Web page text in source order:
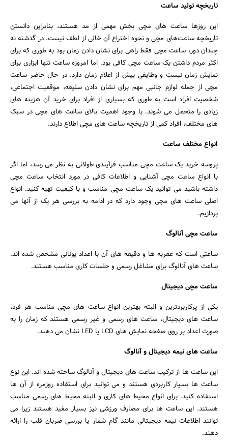
جستجو
تاریخچه تولید ساعت
این روزها ساعت‌ های مچی بخش مهمی از مد هستند، بنابراین دانستن
تاریخچه ساعت‌های مچی و نحوه اختراع آن خالی از لطف نیست. در گذشته نه
چندان دور، ساعت مچی فقط راهی برای نشان دادن زمان بود به طوری که برای
اکثر مردم داشتن یک ساعت مچی کافی بود. اما امروزه ساعت تنها ابزاری برای
نمایش زمان نیست و وظایفی بیش از اعلام زمان دارد. در حال حاضر ساعت
مچی از جمله لوازم جانبی مهم برای نشان دادن سلیقه، موقعیت اجتماعی،
شخصیت افراد است به طوری که بسیاری از افراد برای خرید آن هزینه های
زیادی را متحمل می شوند. با وجود اهمیت بالای ساعت های مچی در سبک
های مختلف، افراد کمی از تاریخچه ساعت های مچی اطلاع دارند.
انواع مختلف ساعت
پروسه خرید یک ساعت مچی مناسب فرآیندی طولانی به نظر می رسد، اما اگر
با انواع ساعت مچی آشنایی و اطلاعات کافی در مورد انتخاب ساعت مچی
داشته باشید می توانید یک ساعت مچی مناسب و با کیفیت تهیه کنید. انواع
اصلی ساعت های مچی وجود دارد که در ادامه به بررسی هر یک از آنها می
پردازیم.
ساعت مچی آنالوگ
ساعتی است که عقربه ها و دقیقه های آن با اعداد یونانی مشخص شده اند.
ساعت های آنالوگ برای مشاغل رسمی و جلسات کاری مناسب هستند.
ساعت مچی دیجیتال
یکی از پرکاربردترین و البته بهترین انواع ساعت های مچی مناسب هر فرد،
ساعت های دیجیتال، ساعت های رسمی و غیر رسمی هستند که زمان را به
صورت اعداد بر روی صفحه نمایش های LCD یا LED نشان می دهند.
ساعت های نیمه دیجیتال و آنالوگ
این ساعت ها از ترکیب ساعت های دیجیتال و آنالوگ ساخته شده اند. این نوع
ساعت ها بسیار کاربردی هستند و می توانید برای استفاده روزمره از آن ها
استفاده کنید. برای انواع محیط های کاری و البته محیط های رسمی مناسب
هستند. این ساعت ها برای مصارف ورزشی نیز بسیار مفید هستند زیرا می
توانند اطلاعات نیمه دیجیتالی مانند گام شمار یا بررسی ضربان قلب را ارائه
دهند.